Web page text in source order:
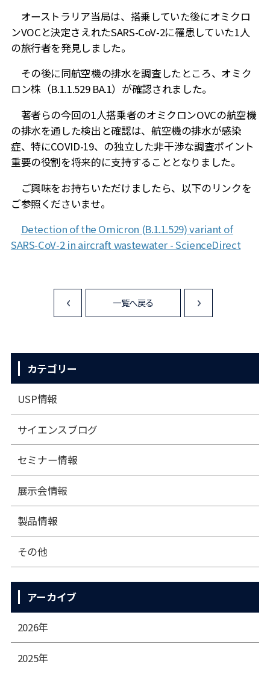
オーストラリア当局は、搭乗していた後にオミクロ
ンVOCと決定さえれたSARS-CoV-2に罹患していた1人
の旅行者を発見しました。
その後に同航空機の排水を調査したところ、オミク
ロン株（B.1.1.529 BA.1）が確認されました。
著者らの今回の1人搭乗者のオミクロンOVCの航空機
の排水を通した検出と確認は、航空機の排水が感染
症、特にCOVID-19、の独立した非干渉な調査ポイント
重要の役割を将来的に支持することとなりました。
ご興味をお持ちいただけましたら、以下のリンクを
ご参照くださいませ。
Detection of the Omicron (B.1.1.529) variant of
SARS-CoV-2 in aircraft wastewater - ScienceDirect
<
一覧へ戻る
カテゴリー
USP情報
サイエンスブログ
セミナー情報
展⽰会情報
製品情報
その他
アーカイブ
2026年
2025年